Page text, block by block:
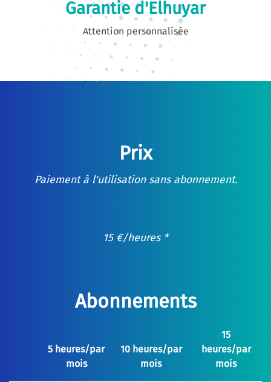
Garantie d'Elhuyar
Attention personnalisée
Prix
Paiement à l'utilisation sans abonnement.
15 €/heures *
Abonnements
5 heures/par
mois
10 heures/par
mois
15
heures/par
mois